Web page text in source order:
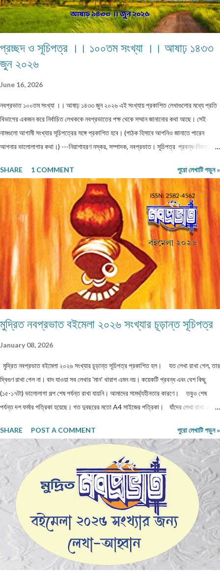
প্রচ্ছদ ও সূচিপত্র ।। ১০০তম সংখ্যা ।। আষাঢ় ১৪৩৩
জুন ২০২৬
June 16, 2026
নবপ্রভাত ১০০তম সংখ্যা ।। আষাঢ় ১৪৩৩ জুন ২০২৬ এই সংখ্যায় প্রকাশিত লেখাগুলোর মধ্যে প্রতি
বিভাগের একজন করে নির্বাচিত লেখককে নবপ্রভাতের পক্ষ থেকে সম্মান জানানোর কথা আছে। সেই
নামগুলো আগামী সংখ্যার সূচিপত্রের সঙ্গে প্রকাশিত হবে। (পাঠক হিসাবে আপনিও জানাতে পারেন
আপনার ভালোলাগার কথা।) ---নিরাশাহরণ নস্কর, সম্পাদক, নবপ্রভাত। সূচিপত্র প্রবন্ধ-নিবন্ধ-
থেকে পতন : অনিক দত্ত ও মানুষের নিঃশ... প্রবন্ধ ।। ধাঙড় ।। মোঃ চাঁন মিয়া ফকির প্রবন্ধ ।।
অন্ধকারের উৎস হতে উৎসারিত আলো ।। কুহেলী... প্রবন্ধ ।। নারীর সম্মান ও অধিকার — অলীক
কল্পনা, না... আন্তর্জাতিক খ্যাতি সম্পন্ন ভাষা বিজ্ঞানী অধ্যাপক প... প্রবন্ধ ।। কবি কৃষ্ণচন্দ্র মজুমদার
।। সুমন বিপ্লব ফিচার ।। চা দিবস ।। অশোক বন্দ্যোপাধ্যায় ফিচার ।। বর্তমান প্রেক্ষাপটে
আন্তর্জাতিক জীববৈচিত্... রম্যনাটিকা ।। পাত্র দেখা ।। সুশীল বন্দ্যোপাধ্যায় ভ্রমণকাহিনি
মাজান্দারান: কাস্পিয়ান সাগরের তীর... ঝরণার গান শুনতে ।। ...
SHARE 1 COMMENT পুরো লেখাটি পড়ুন »
মুদ্রিত নবপ্রভাত বইমেলা ২০২৬ সংখ্যার চূড়ান্ত সূচিপত্র
January 08, 2026
মুদ্রিত নবপ্রভাত বইমেলা ২০২৬ সংখ্যার চূড়ান্ত সূচিপত্র প্রকাশিত হল। যত লেখা রাখা গেল, তার
দ্বিগুণ রাখা গেল না। বাদ যাওয়া সব লেখার 'মান' খারাপ এমন নয়। কয়েকটি প্রবন্ধ এবং বেশ কিছু
(১৫-১৭টা) ভালোলাগা গল্প শেষ পর্যন্ত রাখা যায়নি। আমাদের সামর্থ্যহীনতার কারণে। তবুও শেষ
পর্যন্ত দশ ফর্মার পত্রিকা হয়েছে। গত দুবছরের মতো A4 সাইজের পত্রিকা। যাঁদের লেখা রাখা গেল
নবপ্রভাতের জানুয়ারি ২০২৬ সংখ্যায় প্রকাশ করতে পারি। পত্রিকাটি আগামী ৯-১৩ জানুয়ারি ২০২৬
পশ্চিমবঙ্গ বাংলা আকাদেমি আয়োজিত কলকাতা লিটল ম্যাগাজিন মেলায় (রবীন্দ্র সদন - নন্দন চত্বরে) পাওয়া
যাবে। সকলকে ধন্যবাদ। শুভেচ্ছা।
SHARE POST A COMMENT পুরো লেখাটি পড়ুন »